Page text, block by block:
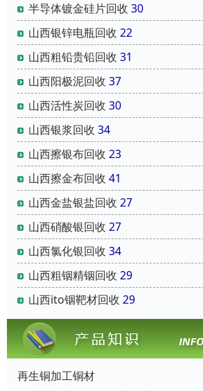
半导体镀金硅片回收 30
山西银锌电瓶回收 22
山西粗铅贵铅回收 31
山西阳极泥回收 37
山西活性炭回收 30
山西银浆回收 34
山西擦银布回收 23
山西擦金布回收 41
山西金盐银盐回收 27
山西硝酸银回收 27
山西氯化银回收 34
山西粗铟精铟回收 29
山西ito铟靶材回收 29
再生铜加工铜材